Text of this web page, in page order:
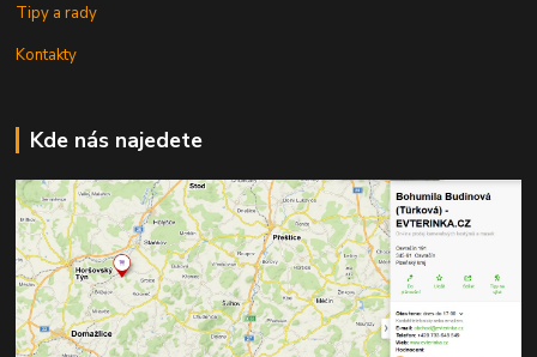
Tipy a rady
Kontakty
Kde nás najedete